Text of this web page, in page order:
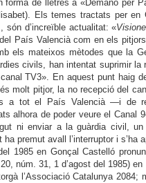
forma de lletres a «Demano per
Els temes tractats per en
són d’increïble actualitat: «
País Valencià com en els
els mateixos mètodes que la
civils, han intentat suprimir la
TV3». En aquest punt haig
molt pitjor, la no recepció del
a tot el País Valencià —i de
alhora de poder veure el
ni enviar a la guàrdia civil,
ha premut avall l’interruptor i s’ha
1985 en Gonçal Castelló
núm. 31, 1 d’agost del 1985) en
l’Associació Catalunya 2084;